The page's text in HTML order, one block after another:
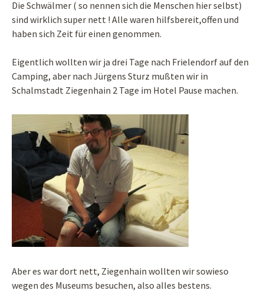
Die Schwälmer ( so nennen sich die Menschen hier selbst)
sind wirklich super nett ! Alle waren hilfsbereit,offen und
haben sich Zeit für einen genommen.
Eigentlich wollten wir ja drei Tage nach Frielendorf auf den
Camping, aber nach Jürgens Sturz mußten wir in
Schalmstadt Ziegenhain 2 Tage im Hotel Pause machen.
Aber es war dort nett, Ziegenhain wollten wir sowieso
wegen des Museums besuchen, also alles bestens.